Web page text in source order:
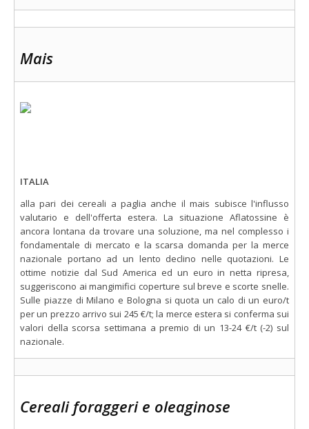
Mais
ITALIA
alla pari dei cereali a paglia anche il mais subisce l'influsso
valutario e dell'offerta estera. La situazione Aflatossine è
ancora lontana da trovare una soluzione, ma nel complesso i
fondamentale di mercato e la scarsa domanda per la merce
nazionale portano ad un lento declino nelle quotazioni. Le
ottime notizie dal Sud America ed un euro in netta ripresa,
suggeriscono ai mangimifici coperture sul breve e scorte snelle.
Sulle piazze di Milano e Bologna si quota un calo di un euro/t
per un prezzo arrivo sui 245 €/t; la merce estera si conferma sui
valori della scorsa settimana a premio di un 13-24 €/t (-2) sul
nazionale.
Cereali foraggeri e oleaginose